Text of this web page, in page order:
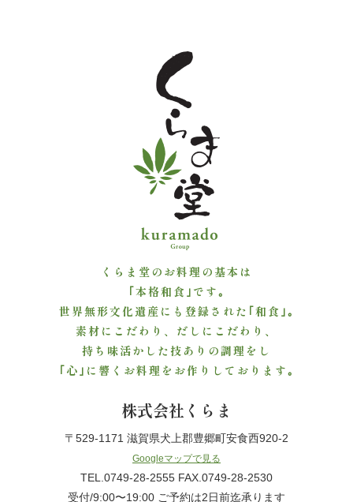
くらま堂のお料理の基本は
｢本格和食｣です｡
世界無形文化遺産にも登録された｢和食｣｡
素材にこだわり、だしにこだわり、
持ち味活かした技ありの調理をし
｢心｣に響くお料理をお作りしております｡
株式会社くらま
〒529-1171 滋賀県犬上郡豊郷町安食西920-2
Googleマップで見る
TEL.0749-28-2555 FAX.0749-28-2530
受付/9:00〜19:00 ご予約は2日前迄承ります